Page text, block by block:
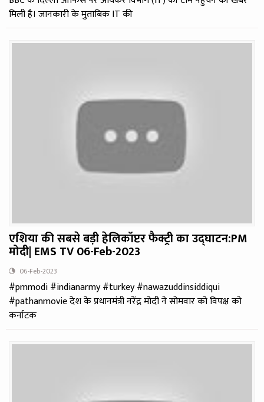
मिली है। जानकारी के मुताबिक IT की
एशिया की सबसे बड़ी हेलिकॉप्टर फैक्ट्री का उद्घाटन:PM
मोदी| EMS TV 06-Feb-2023
06-Feb-2023
#pmmodi #indianarmy #turkey #nawazuddinsiddiqui
#pathanmovie देश के प्रधानमंत्री नरेंद्र मोदी ने सोमवार को विपक्ष को
कर्नाटक